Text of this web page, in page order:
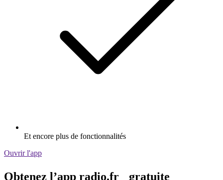
Et encore plus de fonctionnalités
Ouvrir l'app
Obtenez l’app radio.fr gratuite